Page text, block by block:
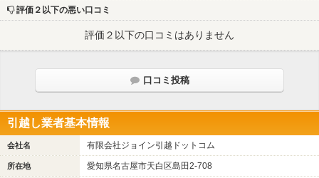
評価２以下の悪い口コミ
評価２以下の口コミはありません
口コミ投稿
引越し業者基本情報
会社名 有限会社ジョイン引越ドットコム
所在地 愛知県名古屋市天白区島田2-708